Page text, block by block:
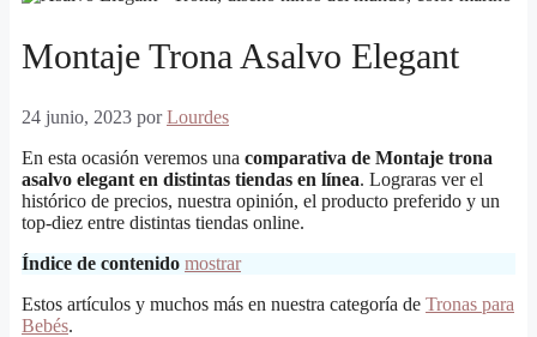
Montaje Trona Asalvo Elegant
24 junio, 2023 porLourdes
En esta ocasión veremos una comparativa de Montaje trona
asalvo elegant en distintas tiendas en línea. Lograras ver el
histórico de precios, nuestra opinión, el producto preferido y un
top-diez entre distintas tiendas online.
Índice de contenido mostrar
Estos artículos y muchos más en nuestra categoría de Tronas para
Bebés.